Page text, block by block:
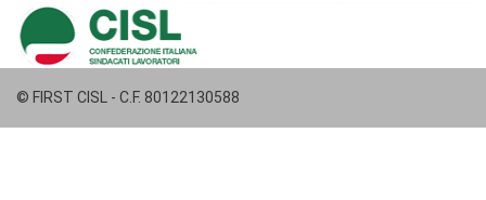
© FIRST CISL - C.F. 80122130588